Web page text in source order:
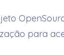
para